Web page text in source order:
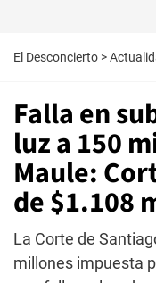
El Desconcierto >
Falla en
luz a 150
Maule:
de $1.108
La Corte de
millones impuesta